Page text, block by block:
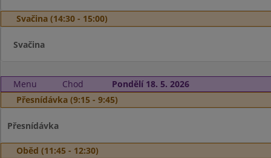
Svačina (14:30 - 15:00)
Svačina
Menu Chod
Pondělí 18. 5. 2026
Přesnídávka (9:15 - 9:45)
Přesnídávka
Oběd (11:45 - 12:30)